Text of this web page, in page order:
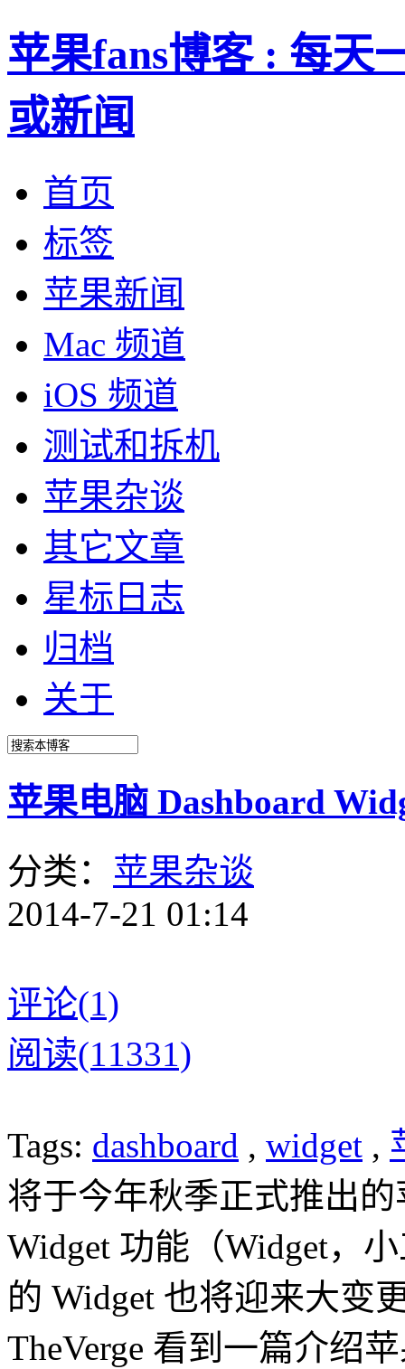
苹果fans博客 : 每天
或新闻
首页
标签
苹果新闻
Mac 频道
iOS 频道
测试和拆机
苹果杂谈
其它文章
星标日志
归档
关于
苹果电脑 Dashboard
分类： 苹果杂谈
2014-7-21 01:14
评论(1)
阅读(11331)
Tags: dashboard , widget ,
将于今年秋季正式推出
Widget 功能（Widget，
的 Widget 也将迎来大变
TheVerge 看到一篇介绍